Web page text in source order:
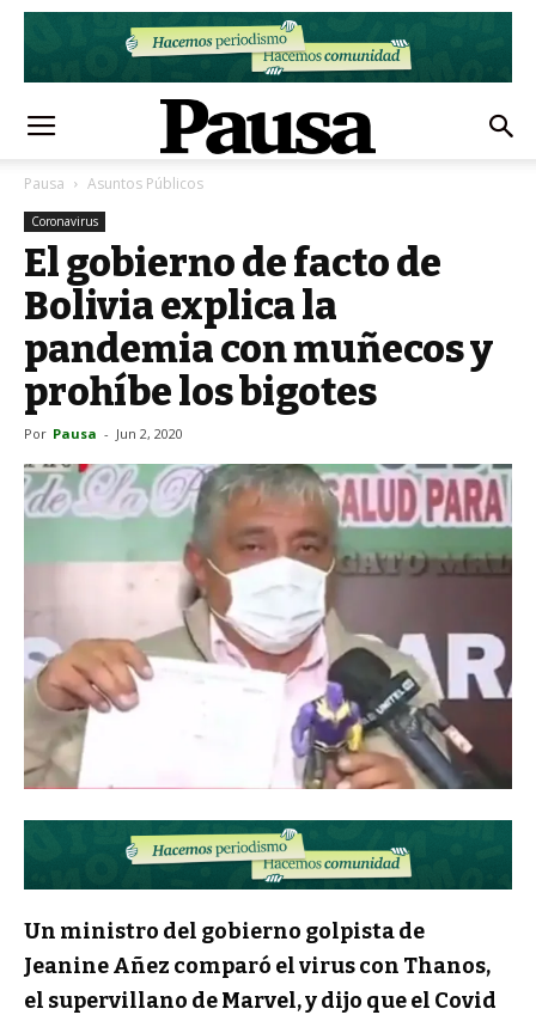
Pausa Asuntos Públicos
Coronavirus
El gobierno de facto de
Bolivia explica la
pandemia con muñecos y
prohíbe los bigotes
Por Pausa - Jun 2, 2020
Un ministro del gobierno golpista de
Jeanine Añez comparó el virus con Thanos,
el supervillano de Marvel, y dijo que el Covid